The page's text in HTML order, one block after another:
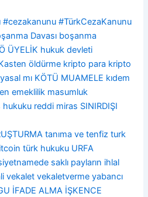
#cezakanunu #TürkCezaKanunu
Davası boşanma
ÜYELİK hukuk devleti
öldürme kripto para kripto
mı KÖTÜ MUAMELE kıdem
emeklilik masumluk
hukuku reddi miras SINIRDIŞI
tanıma ve tenfiz turk
türk hukuku URFA
saklı payların ihlal
vekalet vekaletverme yabancı
İFADE ALMA İŞKENCE